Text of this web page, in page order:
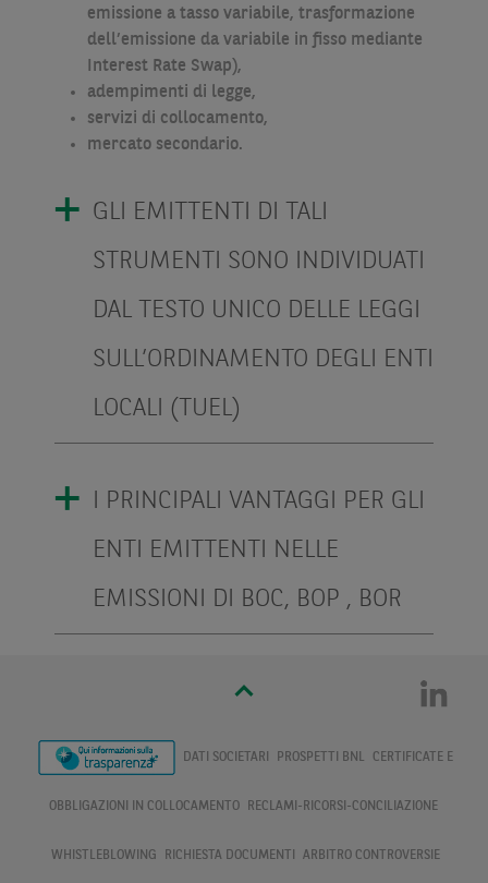
emissione a tasso variabile, trasformazione
dell’emissione da variabile in fisso mediante
Interest Rate Swap),
adempimenti di legge,
servizi di collocamento,
mercato secondario.
GLI EMITTENTI DI TALI
STRUMENTI SONO INDIVIDUATI
DAL TESTO UNICO DELLE LEGGI
SULL’ORDINAMENTO DEGLI ENTI
LOCALI (TUEL)
I PRINCIPALI VANTAGGI PER GLI
ENTI EMITTENTI NELLE
EMISSIONI DI BOC, BOP , BOR
DATI SOCIETARI PROSPETTI BNL CERTIFICATE E
OBBLIGAZIONI IN COLLOCAMENTO RECLAMI-RICORSI-CONCILIAZIONE
WHISTLEBLOWING RICHIESTA DOCUMENTI ARBITRO CONTROVERSIE